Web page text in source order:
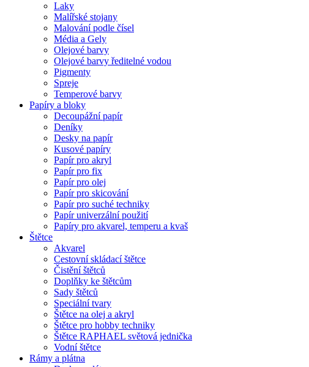
Laky
Malířské stojany
Malování podle čísel
Média a Gely
Olejové barvy
Olejové barvy ředitelné vodou
Pigmenty
Spreje
Temperové barvy
Papíry a bloky
Decoupážní papír
Deníky
Desky na papír
Kusové papíry
Papír pro akryl
Papír pro fix
Papír pro olej
Papír pro skicování
Papír pro suché techniky
Papír univerzální použití
Papíry pro akvarel, temperu a kvaš
Štětce
Akvarel
Cestovní skládací štětce
Čistění štětců
Doplňky ke štětcům
Sady štětců
Speciální tvary
Štětce na olej a akryl
Štětce pro hobby techniky
Štětce RAPHAEL světová jednička
Vodní štětce
Rámy a plátna